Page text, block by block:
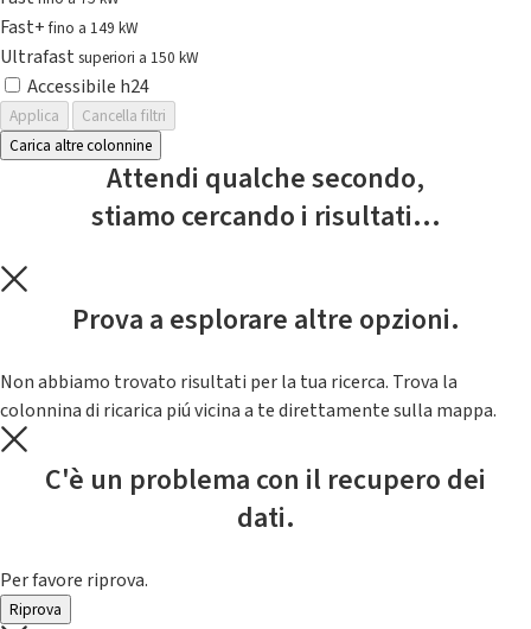
Fast+fino a 149 kW
Ultrafast superiori a 150 kW
Accessibile h24
Applica
Cancella filtri
Carica altre colonnine
Attendi qualche secondo,
stiamo cercando i risultati...
Prova a esplorare altre opzioni.
Non abbiamo trovato risultati per la tua ricerca. Trova la
colonnina di ricarica piú vicina a te direttamente sulla mappa.
C'è un problema con il recupero dei
dati.
Per favore riprova.
Riprova